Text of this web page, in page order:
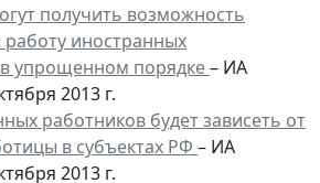
получить возможность
работу иностранных
упрощенном порядке– ИА
2013 г.
работников будет зависеть от
в субъектах РФ – ИА
2013 г.